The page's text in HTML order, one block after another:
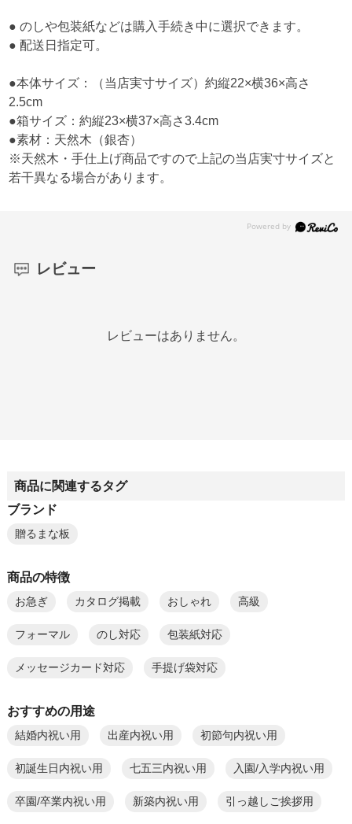
● のしや包装紙などは購入手続き中に選択できます。
● 配送日指定可。
●本体サイズ：（当店実寸サイズ）約縦22×横36×高さ
2.5cm
●箱サイズ：約縦23×横37×高さ3.4cm
●素材：天然木（銀杏）
※天然木・手仕上げ商品ですので上記の当店実寸サイズと
若干異なる場合があります。
レビュー
レビューはありません。
商品に関連するタグ
ブランド
贈るまな板
商品の特徴
お急ぎ カタログ掲載 おしゃれ 高級
フォーマル のし対応 包装紙対応
メッセージカード対応 手提げ袋対応
おすすめの用途
結婚内祝い用 出産内祝い用 初節句内祝い用
初誕生日内祝い用 七五三内祝い用 入園/入学内祝い用
卒園/卒業内祝い用 新築内祝い用 引っ越しご挨拶用